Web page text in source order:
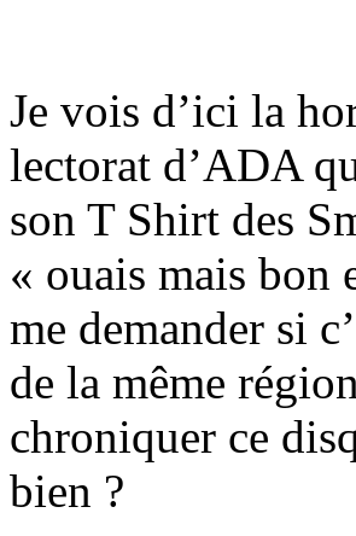
Je vois d’ici la
lectorat d’ADA
son T Shirt des
« ouais mais bon
me demander si
de la même
chroniquer ce
bien ?